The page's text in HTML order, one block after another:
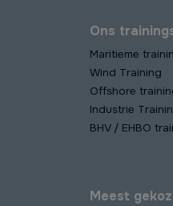
Ons
Maritieme
Wind Training
Offshore
Industrie
BHV / EHBO
Meest